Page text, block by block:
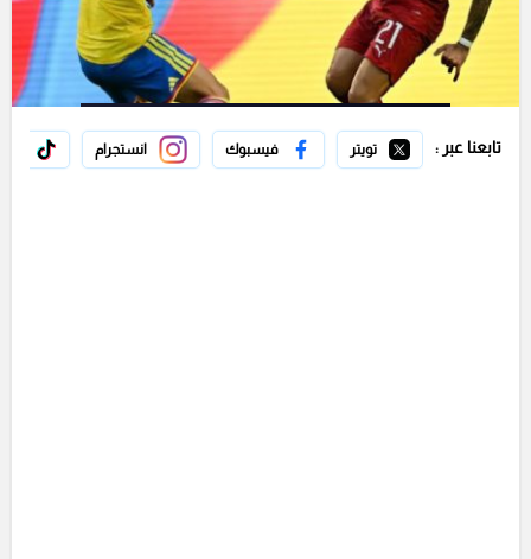
تابعنا عبر : تويتر فيسبوك انستجرام